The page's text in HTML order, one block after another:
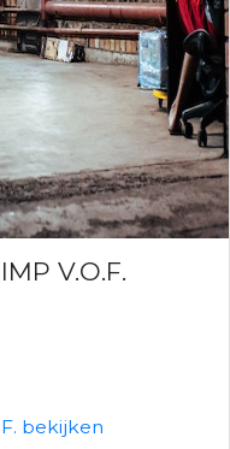
V.O.F.
bekijken